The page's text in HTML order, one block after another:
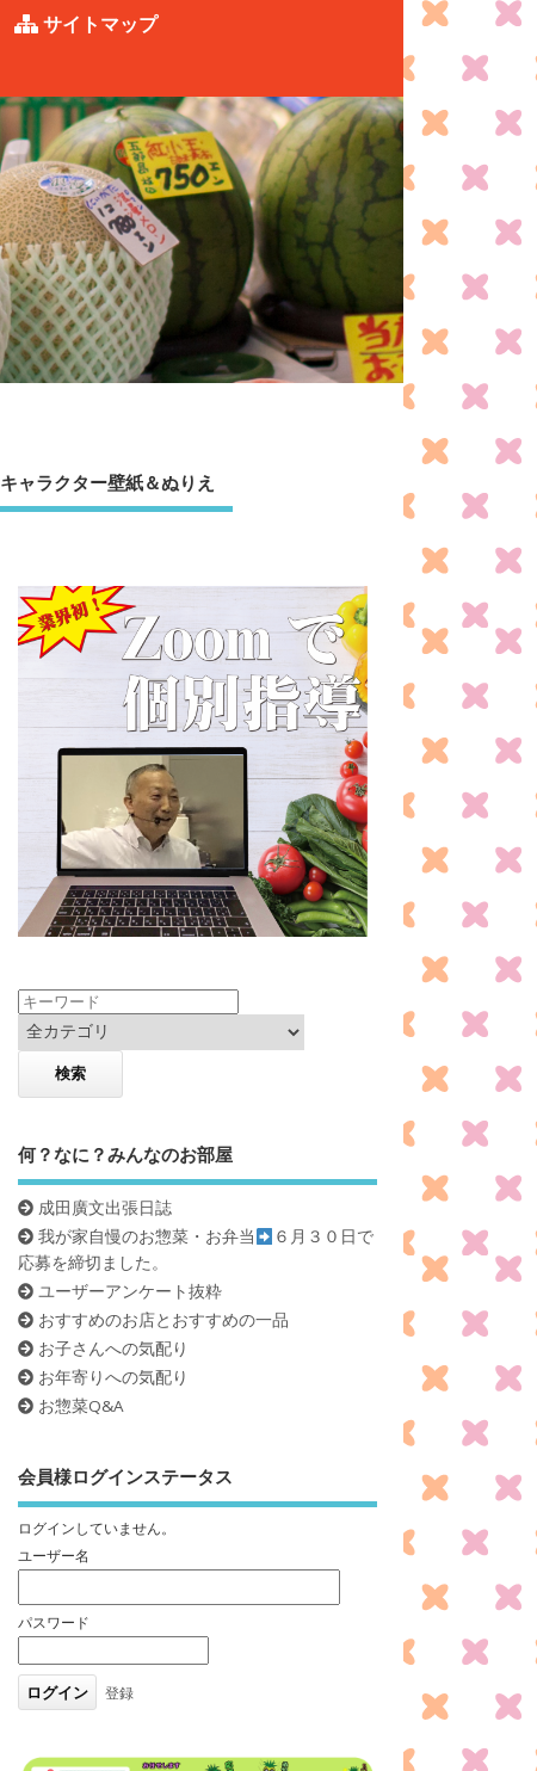
サイトマップ
キャラクター壁紙＆ぬりえ
何？なに？みんなのお部屋
成田廣文出張日誌
我が家自慢のお惣菜・お弁当
６月３０日で
応募を締切ました。
ユーザーアンケート抜粋
おすすめのお店とおすすめの一品
お子さんへの気配り
お年寄りへの気配り
お惣菜Q&A
会員様ログインステータス
ログインしていません。
ユーザー名
パスワード
登録